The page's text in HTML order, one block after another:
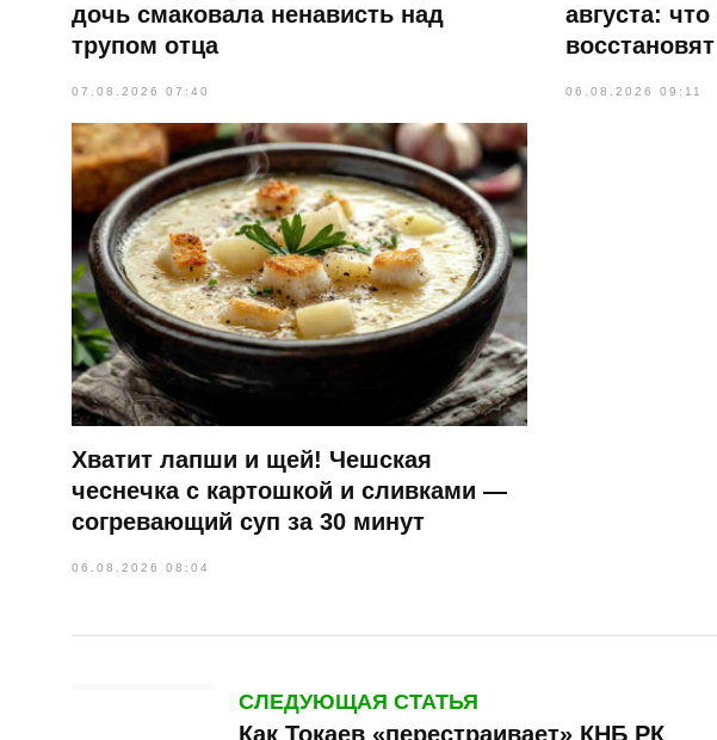
дочь смаковала ненависть над
трупом отца
07.08.2026 07:40
августа:
восстановят
06.08.2026 09:11
Хватит лапши и щей! Чешская
чеснечка с картошкой и сливками —
согревающий суп за 30 минут
06.08.2026 08:04
СЛЕДУЮЩАЯ СТАТЬЯ
Как Токаев «перестраивает» КНБ РК